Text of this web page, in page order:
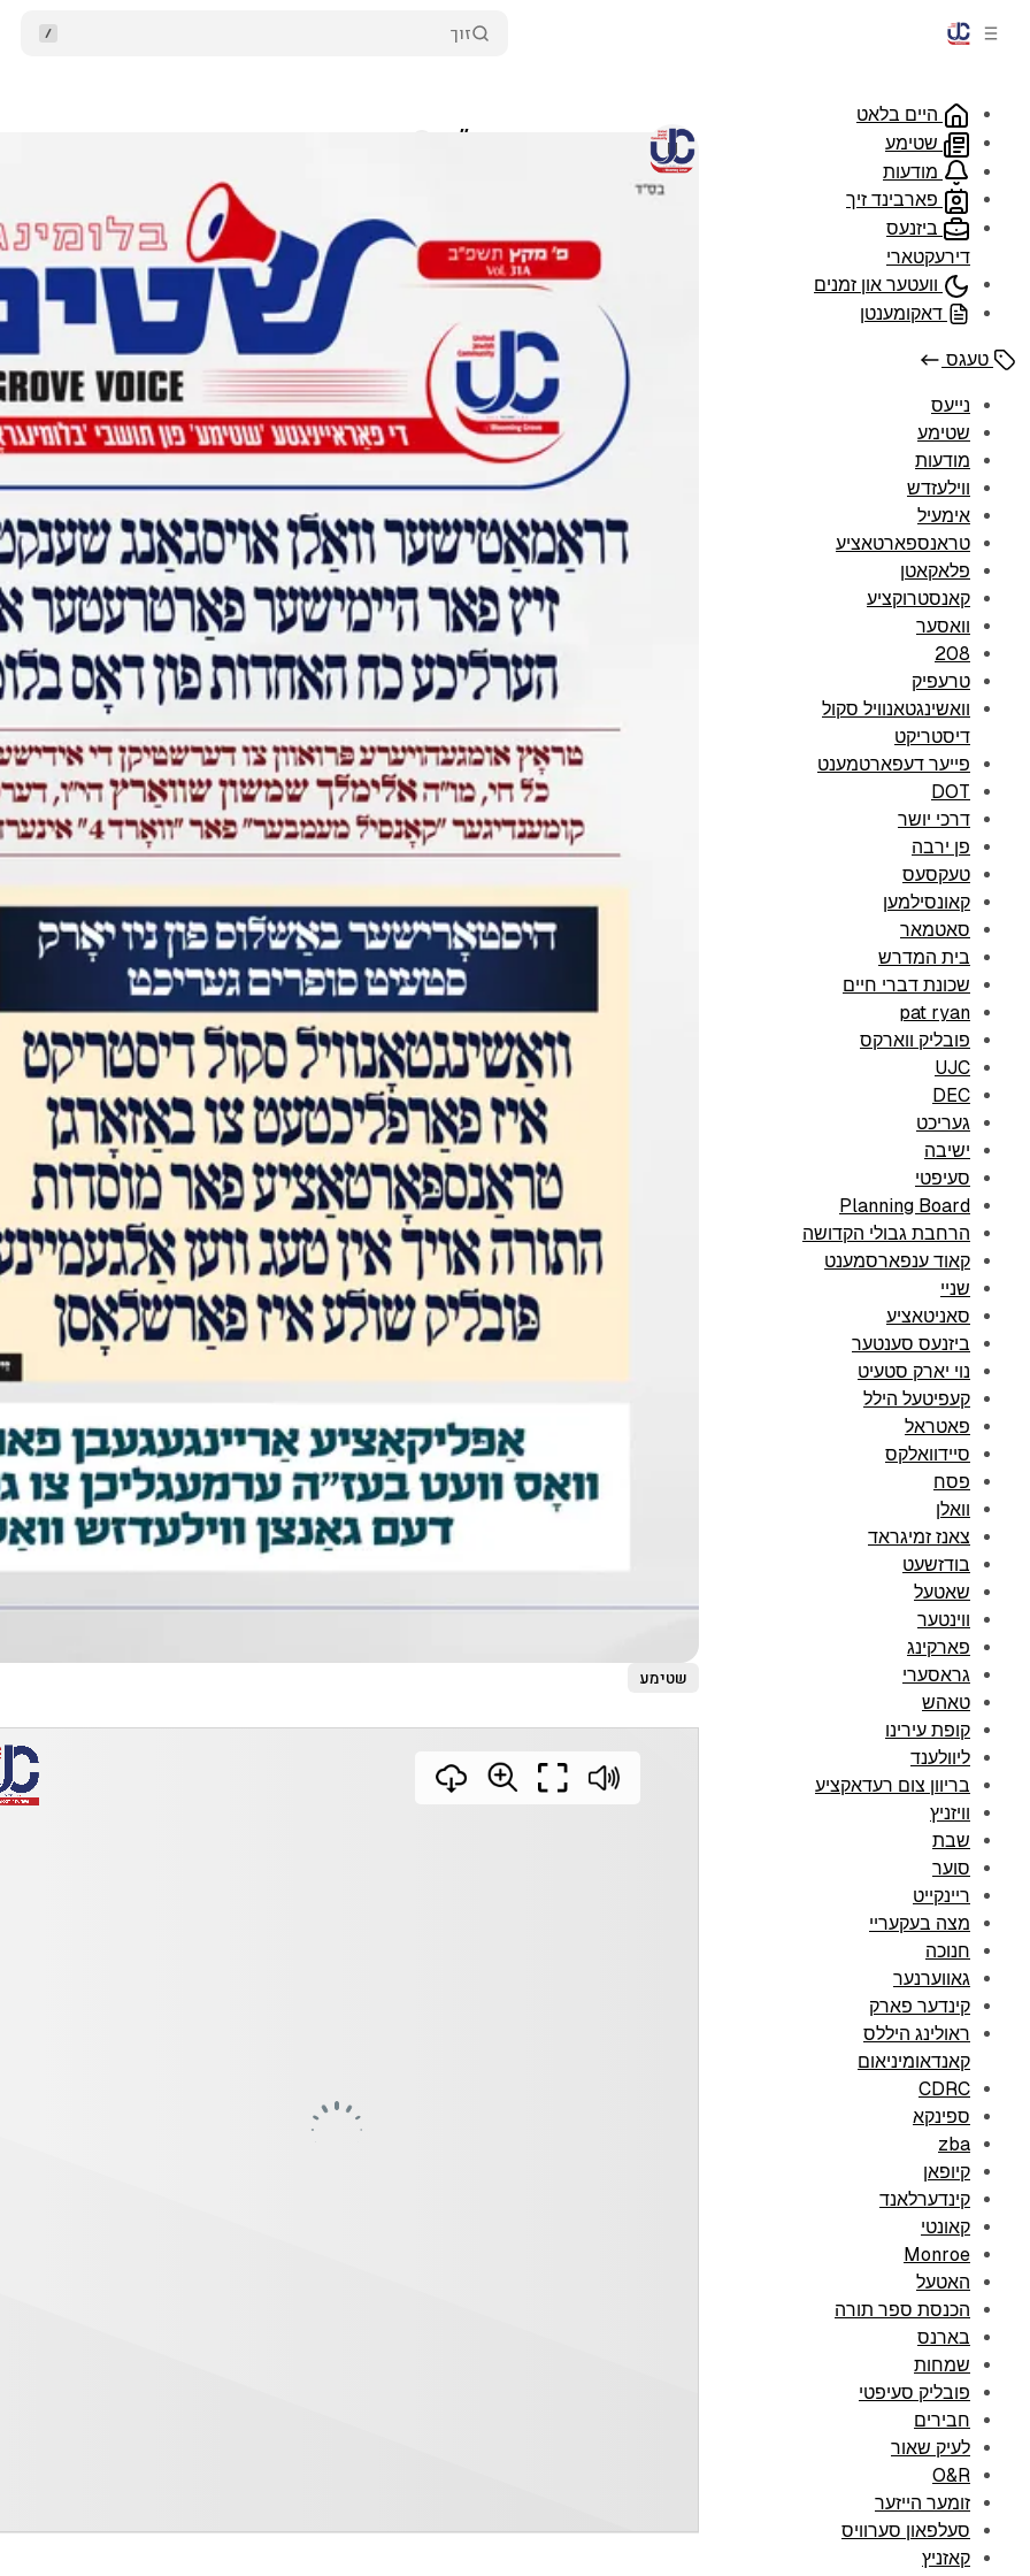
זוך
היים בלאט
שטימע
מודעות
פארבינד זיך
ביזנעס
דירעקטארי
וועטער און זמנים
דאקומענטן
טעגס
נייעס
שטימע
מודעות
ווילעזדש
אימעיל
טראנספארטאציע
פלאקאטן
קאנסטרוקציע
וואסער
208
טרעפיק
וואשינגטאנוויל סקול
דיסטריקט
פייער דעפארטמענט
DOT
דרכי יושר
פן ירבה
טעקסעס
קאונסילמען
סאטמאר
בית המדרש
שכונת דברי חיים
pat ryan
פובליק ווארקס
UJC
DEC
געריכט
ישיבה
סעיפטי
Planning Board
הרחבת גבולי הקדושה
קאוד ענפארסמענט
שניי
סאניטאציע
ביזנעס סענטער
נוי יארק סטעיט
קעפיטעל הילל
פאטראל
סיידוואלקס
פסח
וואלן
צאנז זמיגראד
בודזשעט
שאטעל
ווינטער
פארקינג
גראסערי
טאהש
קופת עירינו
ליוולענד
בריוון צום רעדאקציע
וויזניץ
שבת
סוער
ריינקייט
מצה בעקעריי
חנוכה
גאווערנער
קינדער פארק
ראולינג היללס
קאנדאומיניאום
CDRC
ספינקא
zba
קיופאן
קינדערלאנד
קאונטי
Monroe
האטעל
הכנסת ספר תורה
בארנס
שמחות
פובליק סעיפטי
חבירים
לעיק שאור
O&R
זומער הייזער
סעלפאון סערוויס
קאזניץ
שטימע טבת תשפ״ב
שטימע